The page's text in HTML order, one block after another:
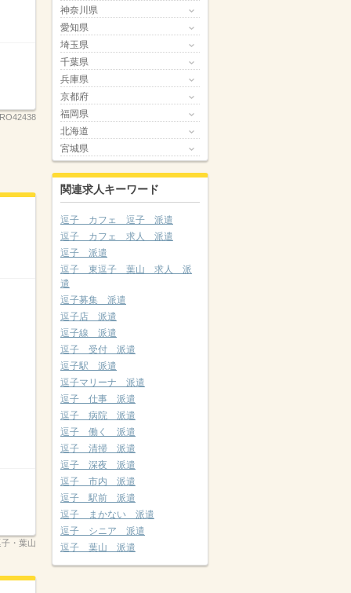
RO42438
・葉山
神奈川県
愛知県
埼玉県
千葉県
兵庫県
京都府
福岡県
北海道
宮城県
関連求人キーワード
逗子 カフェ 逗子 派遣
逗子 カフェ 求人 派遣
逗子 派遣
逗子 東逗子 葉山 求人 派
遣
逗子募集 派遣
逗子店 派遣
逗子線 派遣
逗子 受付 派遣
逗子駅 派遣
逗子マリーナ 派遣
逗子 仕事 派遣
逗子 病院 派遣
逗子 働く 派遣
逗子 清掃 派遣
逗子 深夜 派遣
逗子 市内 派遣
逗子 駅前 派遣
逗子 まかない 派遣
逗子 シニア 派遣
逗子 葉山 派遣